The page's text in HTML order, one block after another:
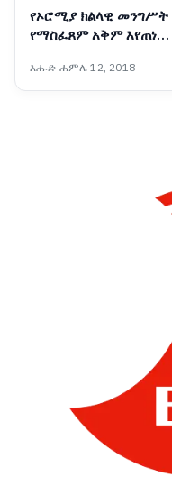
የኦሮሚያ ክልላዊ መንግሥት
የማስፈጸም አቅም እየጠነከረ
አብዲሳ
እሑድ ሐምሌ 12, 2018